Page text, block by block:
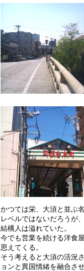
かつては栄、大須と並ぶ
レベルではないだろうが
結構人は溢れていた。
今でも営業を続ける洋食
思えてくる。
そう考えると大須の活況
ョンと異国情緒を融合さ